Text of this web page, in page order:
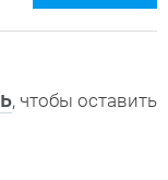
, чтобы оставить